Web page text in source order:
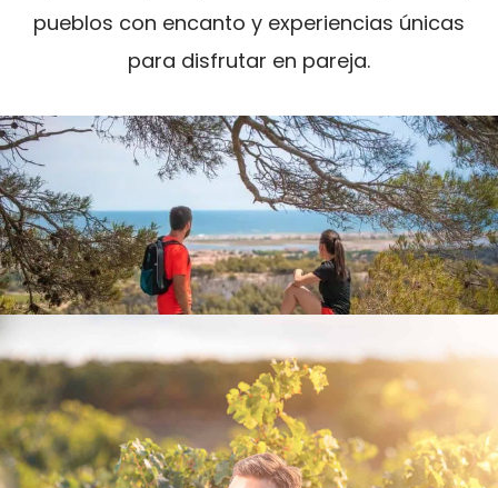
pueblos con encanto y experiencias únicas
para disfrutar en pareja.